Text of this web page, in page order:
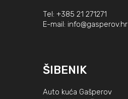
Tel: +385 21 271271
E-mail: info@gasperov.hr
ŠIBENIK
Auto kuća Gašperov